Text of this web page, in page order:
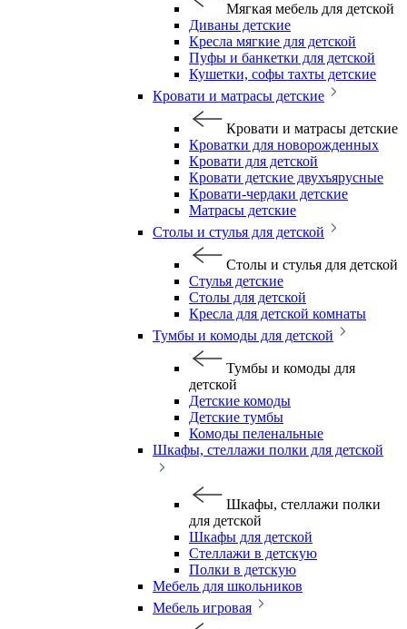
Мягкая мебель для детской
Диваны детские
Кресла мягкие для детской
Пуфы и банкетки для детской
Кушетки, софы тахты детские
Кровати и матрасы детские
Кровати и матрасы детские
Кроватки для новорожденных
Кровати для детской
Кровати детские двухъярусные
Кровати-чердаки детские
Матрасы детские
Столы и стулья для детской
Столы и стулья для детской
Стулья детские
Столы для детской
Кресла для детской комнаты
Тумбы и комоды для детской
Тумбы и комоды для
детской
Детские комоды
Детские тумбы
Комоды пеленальные
Шкафы, стеллажи полки для детской
Шкафы, стеллажи полки
для детской
Шкафы для детской
Стеллажи в детскую
Полки в детскую
Мебель для школьников
Мебель игровая